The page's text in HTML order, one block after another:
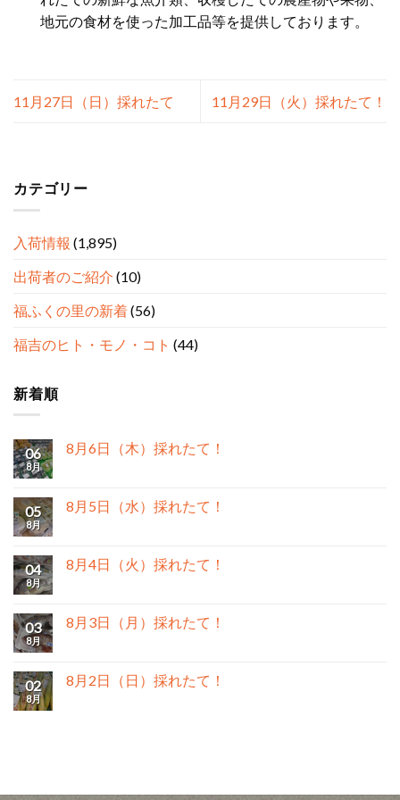
カテゴリー
入荷情報 (1,895)
出荷者のご紹介 (10)
福ふくの里の新着(56)
福吉のヒト・モノ・コト (44)
新着順
06
8月
8月6日（木）採れたて！
05
8月
8月5日（水）採れたて！
04
8月
8月4日（火）採れたて！
03
8月
8月3日（月）採れたて！
02
8月
8月2日（日）採れたて！
地元の食材を使った加工品等を提供しております。
11月27日（日）採れたて 11月29日（火）採れたて！